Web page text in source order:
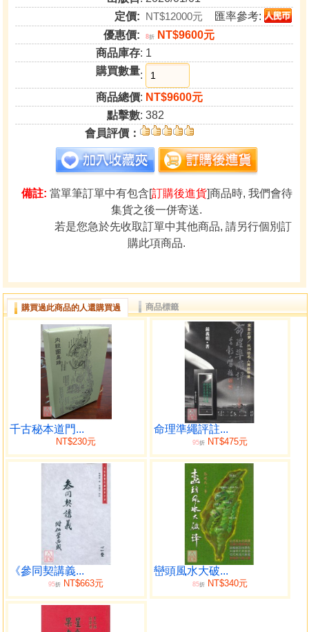
定價: NT$12000元
匯率參考:
優惠價:
8折
NT$9600元
商品庫存: 1
購買數量:
商品總價: NT$9600元
點擊數: 382
會員評價：
備註: 當單筆訂單中有包含[訂購後進貨]商品時, 我們會待
集貨之後一併寄送.
若是您急於先收取訂單中其他商品, 請另行個別訂
購此項商品.
購買過此商品的人還購買過 商品標籤
千古秘本道門...
NT$230元
命理準繩評註...
95折NT$475元
《參同契講義...
95折 NT$663元
巒頭風水大破...
85折NT$340元